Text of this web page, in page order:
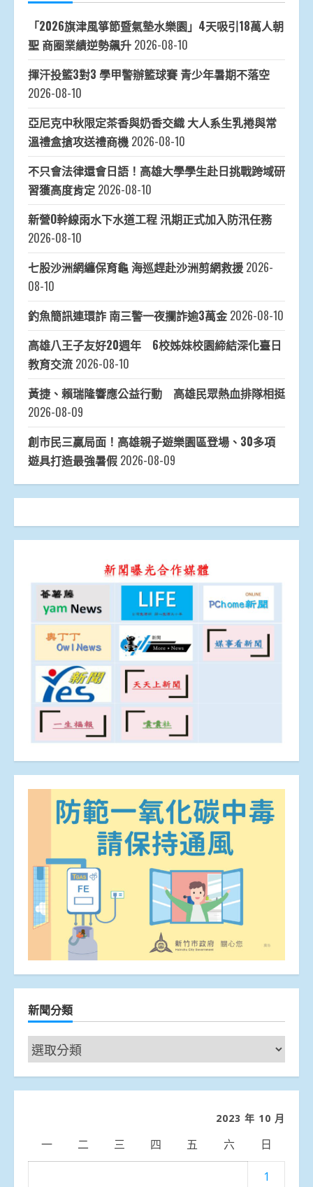
「2026旗津風箏節暨氣墊水樂園」4天吸引18萬人朝
聖 商圈業績逆勢飆升 2026-08-10
揮汗投籃3對3 學甲警辦籃球賽 青少年暑期不落空
2026-08-10
亞尼克中秋限定茶香與奶香交織 大人系生乳捲與常
溫禮盒搶攻送禮商機 2026-08-10
不只會法律還會日語！高雄大學學生赴日挑戰跨域研
習獲高度肯定 2026-08-10
新營O幹線雨水下水道工程 汛期正式加入防汛任務
2026-08-10
七股沙洲網纏保育龜 海巡趕赴沙洲剪網救援 2026-
08-10
釣魚簡訊連環詐 南三警一夜攔詐逾3萬金 2026-08-10
高雄八王子友好20週年 6校姊妹校園締結深化臺日
教育交流 2026-08-10
黃捷、賴瑞隆響應公益行動 高雄民眾熱血排隊相挺
2026-08-09
創市民三贏局面！高雄親子遊樂園區登場、30多項
遊具打造最強暑假 2026-08-09
新聞分類
新
聞
分
2023 年 10 月
一 二 三 四 五 六 日
1